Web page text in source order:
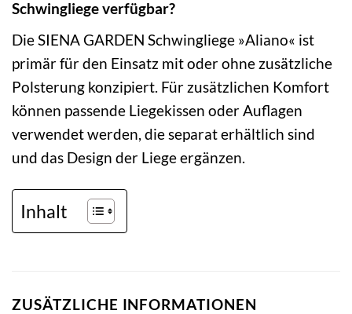
Schwingliege verfügbar?
Die SIENA GARDEN Schwingliege »Aliano« ist
primär für den Einsatz mit oder ohne zusätzliche
Polsterung konzipiert. Für zusätzlichen Komfort
können passende Liegekissen oder Auflagen
verwendet werden, die separat erhältlich sind
und das Design der Liege ergänzen.
Inhalt
ZUSÄTZLICHE INFORMATIONEN